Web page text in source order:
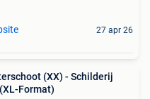
27 apr 26
(XX) - Schilderij
Format)